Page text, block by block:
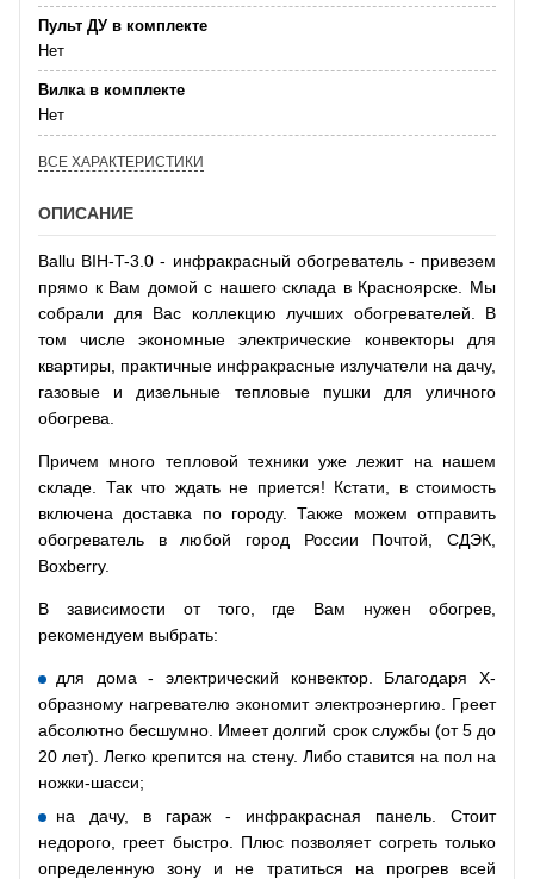
Пульт ДУ в комплекте
Нет
Вилка в комплекте
Нет
ВСЕ ХАРАКТЕРИСТИКИ
ОПИСАНИЕ
Ballu BIH-T-3.0 - инфракрасный обогреватель - привезем
прямо к Вам домой с нашего склада в Красноярске. Мы
собрали для Вас коллекцию лучших обогревателей. В
том числе экономные электрические конвекторы для
квартиры, практичные инфракрасные излучатели на дачу,
газовые и дизельные тепловые пушки для уличного
обогрева.
Причем много тепловой техники уже лежит на нашем
складе. Так что ждать не приется! Кстати, в стоимость
включена доставка по городу. Также можем отправить
обогреватель в любой город России Почтой, СДЭК,
Boxberry.
В зависимости от того, где Вам нужен обогрев,
рекомендуем выбрать:
для дома - электрический конвектор. Благодаря Х-
образному нагревателю экономит электроэнергию. Греет
абсолютно бесшумно. Имеет долгий срок службы (от 5 до
20 лет). Легко крепится на стену. Либо ставится на пол на
ножки-шасси;
на дачу, в гараж - инфракрасная панель. Стоит
недорого, греет быстро. Плюс позволяет согреть только
определенную зону и не тратиться на прогрев всей